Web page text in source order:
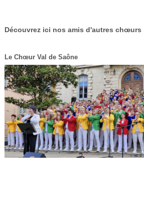
Découvrez ici nos amis d'autres chœurs
Le Chœur Val de Saône